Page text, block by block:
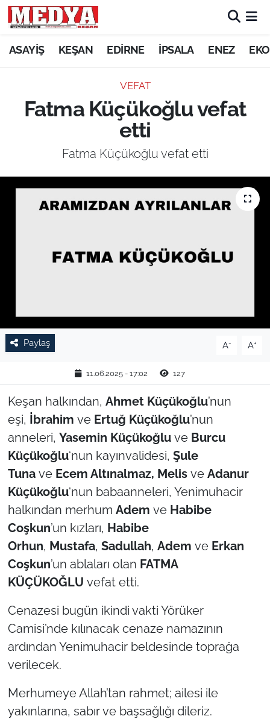
ASAYİŞ KEŞAN EDİRNE İPSALA ENEZ
VEFAT
Fatma Küçükoğlu vefat
etti
Fatma Küçükoğlu vefat etti
Paylaş A- A+
11.06.2025 - 17:02 127
Keşan halkından, Ahmet Küçükoğlu’nun
eşi, İbrahim ve Ertuğ Küçükoğlu’nun
anneleri, Yasemin Küçükoğlu ve Burcu
Küçükoğlu‘nun kayınvalidesi, Şule
Tunave Ecem Altınalmaz, Melis ve Adanur
Küçükoğlu‘nun babaanneleri, Yenimuhacir
halkından merhum Adem ve Habibe
Coşkun’un kızları, Habibe
Orhun, Mustafa, Sadullah, Adem ve Erkan
Coşkun’un ablaları olan FATMA
KÜÇÜKOĞLU vefat etti.
Cenazesi bugün ikindi vakti Yörüker
Camisi’nde kılınacak cenaze namazının
ardından Yenimuhacir beldesinde toprağa
verilecek.
Merhumeye Allah’tan rahmet; ailesi ile
yakınlarına, sabır ve başsağlığı dileriz.
KEŞAN
ASAYİŞ
EKONOMİ
EĞİTİM
RESMİ İLAN
SPOR
YAŞAM
EDİRNE
TEKİRDAĞ
KIRKLARELİ
TÜRKİYE
Güvenlik
Genel
Politika